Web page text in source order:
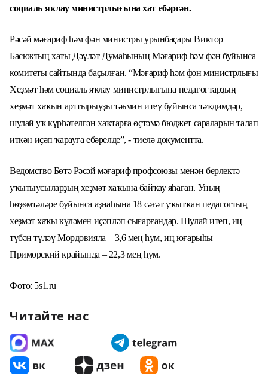
социаль яҡлау министрлығына хат ебәргән.
Рәсәй мәғариф һәм фән министры урынбаҫары Виктор
Басюктың хаты Дәүләт Думаһының Мәғариф һәм фән буйынса
комитеты сайтында баҫылған.“Мәғариф һәм фән министрлығы
Хеҙмәт һәм социаль яҡлау министрлығына педагогтарҙың
хеҙмәтхаҡын арттырыуҙы тәьмин итеү буйынса тәҡдимдәр,
шулай уҡ күрһәтелгән хаҡтарғаѳҫтәмәбюджет сараларын талап
иткән иҫәп ҡарауға ебәрелде”, - тиелә документта.
Ведомство Бѳтә Рәсәй мәғариф профсоюзы менән берлектә
уҡытыусыларҙың хеҙмәт хаҡына байҡау яһаған. Уның
һѳҙѳмтәләре буйынса аҙнаһына 18 сәғәт уҡытҡан педагогтың
хеҙмәт хаҡы күләмен иҫәпләп сығарғандар. Шулай итеп, иң
түбән түләү Мордовияла – 3,6мең һум, иң юғарыһы
Приморский крайында – 22,3мең һум.
Фото: 5s1.ru
Читайте нас